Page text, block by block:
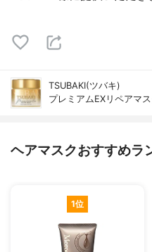
TSUBAKI(ツバキ)
プレミアムEXリペアマス
ヘアマスクおすすめラ
1位